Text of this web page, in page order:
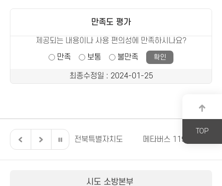
만족도 평가
제공되는 내용이나 사용 편의성에 만족하시나요?
만족
보통 불만족
최종수정일 : 2024-01-25
TOP
특별자치도의회 전북특별자치도 메타버스 119안전교육
시도 소방본부